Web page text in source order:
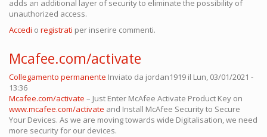
adds an additional layer of security to eliminate the possibility of
unauthorized access.
Accedi o registrati per inserire commenti.
Mcafee.com/activate
Collegamento permanente Inviato da jordan1919 il Lun, 03/01/2021 -
13:36
Mcafee.com/activate – Just Enter McAfee Activate Product Key on
www.mcafee.com/activate and Install McAfee Security to Secure
Your Devices. As we are moving towards wide Digitalisation, we need
more security for our devices.